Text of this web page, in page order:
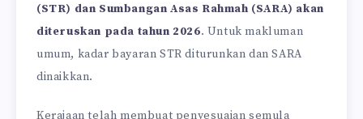
(STR) dan Sumbangan Asas Rahmah (SARA) akan
diteruskan pada tahun 2026. Untuk makluman
umum, kadar bayaran STR diturunkan dan SARA
dinaikkan.
Kerajaan telah membuat penyesuaian semula